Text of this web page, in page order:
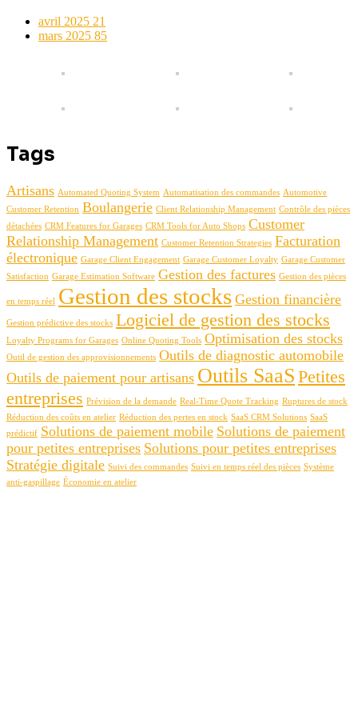
avril 2025 21
mars 2025 85
Tags
Artisans Automated Quoting System Automatisation des commandes Automotive
Customer Retention Boulangerie Client Relationship Management Contrôle des pièces
détachées CRM Features for Garages CRM Tools for Auto Shops Customer
Relationship Management Customer Retention Strategies Facturation
électronique Garage Client Engagement Garage Customer Loyalty Garage Customer
Satisfaction Garage Estimation Software Gestion des factures Gestion des pièces
en temps réel Gestion des stocks Gestion financière
Gestion prédictive des stocks Logiciel de gestion des stocks
Loyalty Programs for Garages Online Quoting Tools Optimisation des stocks
Outil de gestion des approvisionnements Outils de diagnostic automobile
Outils de paiement pour artisans Outils SaaS Petites
entreprises Prévision de la demande Real-Time Quote Tracking Ruptures de stock
Réduction des coûts en atelier Réduction des pertes en stock SaaS CRM Solutions SaaS
prédictif Solutions de paiement mobile Solutions de paiement
pour petites entreprises Solutions pour petites entreprises
Stratégie digitale Suivi des commandes Suivi en temps réel des pièces Système
anti-gaspillage Économie en atelier